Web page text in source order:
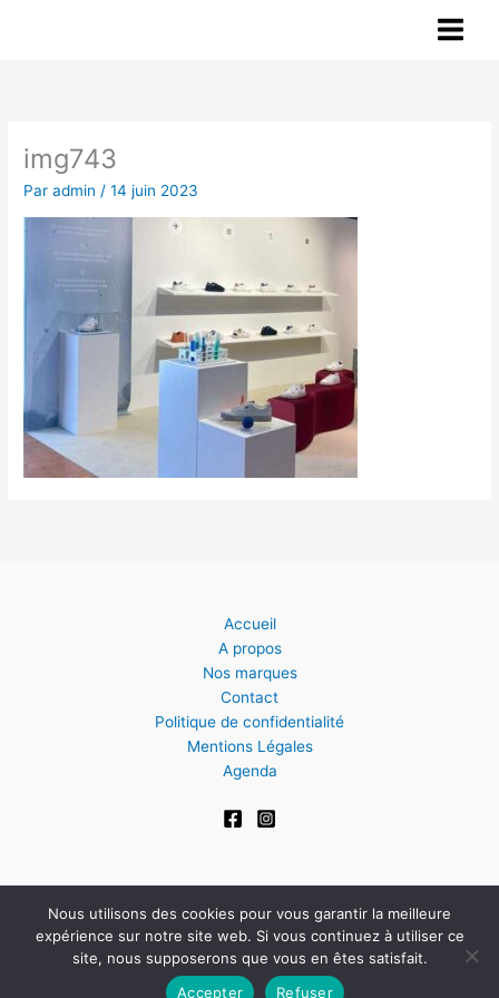
img743
Paradmin /14 juin 2023
Accueil
A propos
Nos marques
Contact
Politique de confidentialité
Mentions Légales
Agenda
Nous utilisons des cookies pour vous garantir la meilleure
expérience sur notre site web. Si vous continuez à utiliser ce
site, nous supposerons que vous en êtes satisfait.
Accepter
Refuser